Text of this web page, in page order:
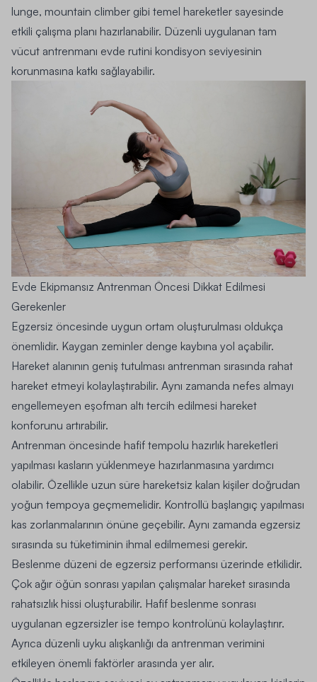
lunge, mountain climber gibi temel hareketler sayesinde
etkili çalışma planı hazırlanabilir. Düzenli uygulanan tam
vücut antrenmanı evde rutini kondisyon seviyesinin
korunmasına katkı sağlayabilir.
Evde Ekipmansız Antrenman Öncesi Dikkat Edilmesi
Gerekenler
Egzersiz öncesinde uygun ortam oluşturulması oldukça
önemlidir. Kaygan zeminler denge kaybına yol açabilir.
Hareket alanının geniş tutulması antrenman sırasında rahat
hareket etmeyi kolaylaştırabilir. Aynı zamanda nefes almayı
engellemeyen eşofman altı tercih edilmesi hareket
konforunu artırabilir.
Antrenman öncesinde hafif tempolu hazırlık hareketleri
yapılması kasların yüklenmeye hazırlanmasına yardımcı
olabilir. Özellikle uzun süre hareketsiz kalan kişiler doğrudan
yoğun tempoya geçmemelidir. Kontrollü başlangıç yapılması
kas zorlanmalarının önüne geçebilir. Aynı zamanda egzersiz
sırasında su tüketiminin ihmal edilmemesi gerekir.
Beslenme düzeni de egzersiz performansı üzerinde etkilidir.
Çok ağır öğün sonrası yapılan çalışmalar hareket sırasında
rahatsızlık hissi oluşturabilir. Hafif beslenme sonrası
uygulanan egzersizler ise tempo kontrolünü kolaylaştırır.
Ayrıca düzenli uyku alışkanlığı da antrenman verimini
etkileyen önemli faktörler arasında yer alır.